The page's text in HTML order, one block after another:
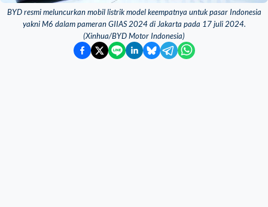
BYD resmi meluncurkan mobil listrik model keempatnya untuk pasar Indonesia
yakni M6 dalam pameran GIIAS 2024 di Jakarta pada 17 juli 2024.
(Xinhua/BYD Motor Indonesia)